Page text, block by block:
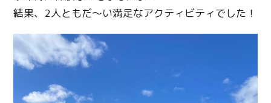
結果、 2人ともだ〜い満足なアクティビティでした！